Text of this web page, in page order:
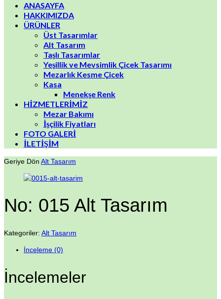
ANASAYFA
HAKKIMIZDA
ÜRÜNLER
Üst Tasarımlar
Alt Tasarım
Taşlı Tasarımlar
Yeşillik ve Mevsimlik Çicek Tasarımı
Mezarlık Kesme Çicek
Kasa
Menekşe Renk
HİZMETLERİMİZ
Mezar Bakımı
İşçilik Fiyatları
FOTO GALERİ
İLETİŞİM
Geriye Dön Alt Tasarım
No: 015 Alt Tasarım
Kategoriler: Alt Tasarım
İnceleme (0)
İncelemeler